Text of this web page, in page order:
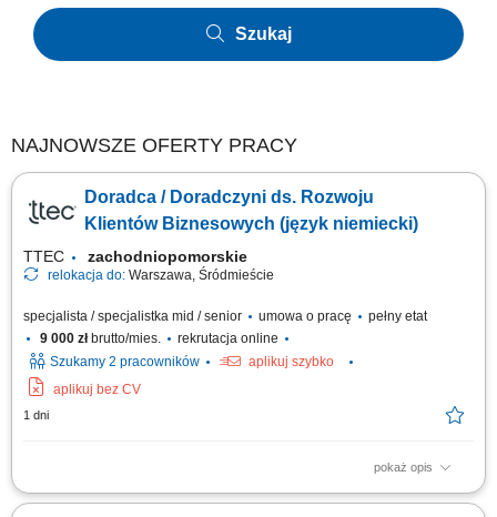
Szukaj
NAJNOWSZE OFERTY PRACY
Doradca / Doradczyni ds. Rozwoju
Klientów Biznesowych (język niemiecki)
TTEC zachodniopomorskie
relokacja do: Warszawa, Śródmieście
specjalista / specjalistka mid / senior umowa o pracę
pełny etat
9 000 złbrutto/mies.
rekrutacja online
Szukamy 2 pracowników
aplikuj szybko
aplikuj bez CV
1 dni
pokaż opis
Opis stanowiska pozyskiwanie informacji o potencjalnych klientach i